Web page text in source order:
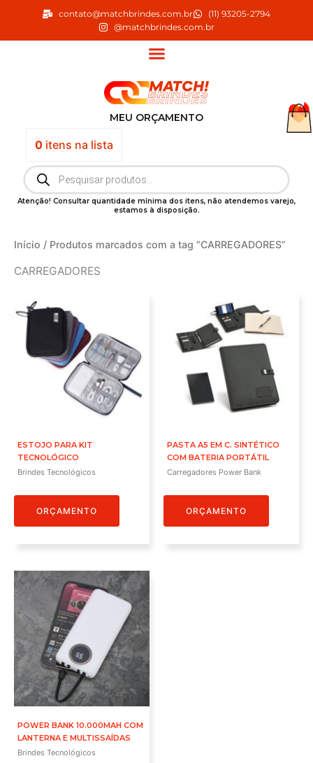
o
contato@matchbrindes.com.br
(11) 93205-2794
@matchbrindes.com.br
MEU ORÇAMENTO
0itens na lista
Pesquisar
produtos
Atenção! Consultar quantidade mínima dos itens, não atendemos varejo,
estamos à disposição.
Início / Produtos marcados com a tag “CARREGADORES”
CARREGADORES
ESTOJO PARA KIT
TECNOLÓGICO
Brindes Tecnológicos
ORÇAMENTO
PASTA A5 EM C. SINTÉTICO
COM BATERIA PORTÁTIL
Carregadores Power Bank
ORÇAMENTO
POWER BANK 10.000MAH COM
LANTERNA E MULTISSAÍDAS
Brindes Tecnológicos